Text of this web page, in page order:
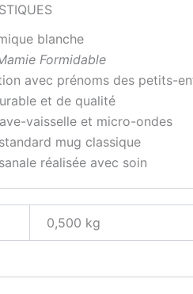
blanche
Formidable
avec prénoms des petits-
et de qualité
vaisselle et micro-ondes
mug classique
réalisée avec soin
0,500 kg